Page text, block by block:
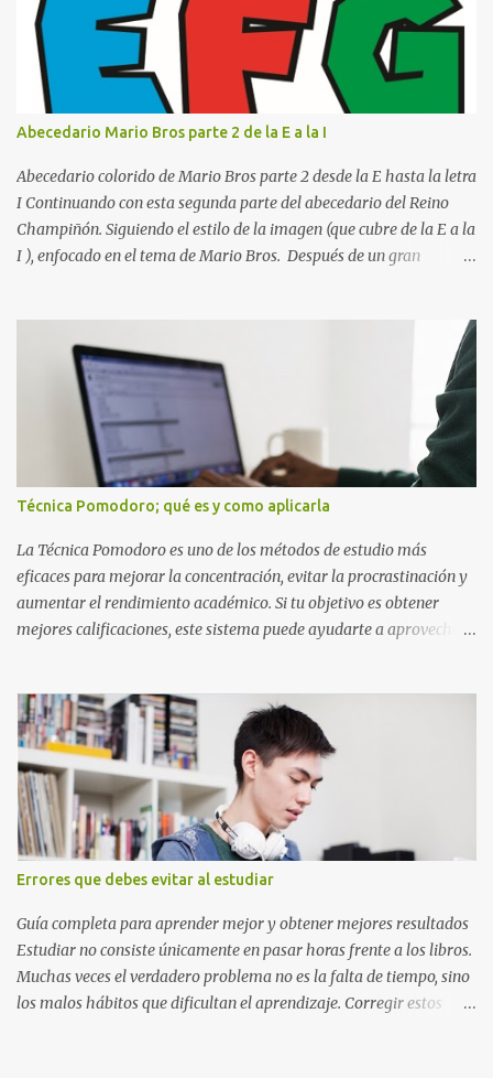
para una portada para presentar un trabajo escrito a mano o
impreso son los siguientes y en este orden: Nombre de la escuela o
del instituto (Es muy importante este dato) Título del trabajo
(Puede ser: Ensayo sobre la lectura, o Informe de computación)
Nombre completo del alumno que va a presentar dicho trabajo
escrito La clase, materia ó asignatura Grupo Nombre del maestro
o catedrático Ciudad y fecha...
Abecedario Mario Bros parte 2 de la E a la I
Abecedario colorido de Mario Bros parte 2 desde la E hasta la letra
I Continuando con esta segunda parte del abecedario del Reino
Champiñón. Siguiendo el estilo de la imagen (que cubre de la E a la
I ), enfocado en el tema de Mario Bros. Después de un gran
detalladamente en la siguiente imagen, donde hemos unificados
las 5 letras en una sola imagen. Letras individuales para descargar
Letra E color azul Letra F color rojo Letra G color Verde Letra H
Letra I Estas letras no solo destacan por sus colores vibrantes y su
diseño geométrico inspirado en el Reino Champiñón, sino que
también representan elementos clave de la saga: · E de Estrella :
El ítem que nos da la invencibilidad necesaria para atravesar
cualquier obstáculo. · ...
Técnica Pomodoro; qué es y como aplicarla
La Técnica Pomodoro es uno de los métodos de estudio más
eficaces para mejorar la concentración, evitar la procrastinación y
aumentar el rendimiento académico. Si tu objetivo es obtener
mejores calificaciones, este sistema puede ayudarte a aprovechar
Técnica Pomodoro es un método de administración del tiempo
creado para mejorar la concentración y la productividad. Consiste
en dividir el estudio en bloques cortos de trabajo intenso,
separados por pequeños descansos que ayudan al cerebro a
recuperarse. A diferencia de estudiar durante horas seguidas, este
sistema aprovecha la capacidad natural del cerebro para
mantener la atención durante periodos limitados, lo que permite
aprender más en menos tiempo y recordar mejor la información.
Si alguna vez has sentido que pasas muchas horas frente a los
libros pero aprendes poco, la Técnica Pomodoro puede marcar u...
Errores que debes evitar al estudiar
Guía completa para aprender mejor y obtener mejores resultados
Estudiar no consiste únicamente en pasar horas frente a los libros.
Muchas veces el verdadero problema no es la falta de tiempo, sino
los malos hábitos que dificultan el aprendizaje. Corregir estos